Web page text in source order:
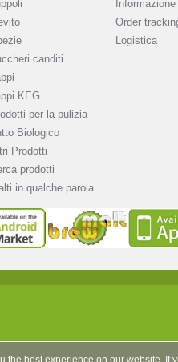
canditi
KEG
per la pulizia
Biologico
Prodotti
prodotti
in qualche parola
Order
Logistica
the best experience on our website.